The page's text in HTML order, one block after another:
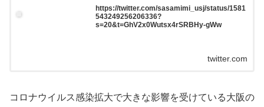
https://twitter.com/sasamimi_usj/status/1581
543249256206336?
s=20&t=GhV2x0Wutsx4rSRBHy-gWw
twitter.com
コロナウイルス感染拡大で大きな影響を受けている大阪の